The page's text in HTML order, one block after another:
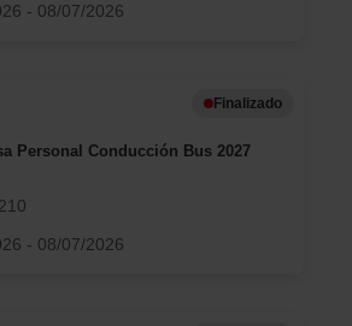
- 08/07/2026
Finalizado
Personal Conducción Bus 2027
- 08/07/2026